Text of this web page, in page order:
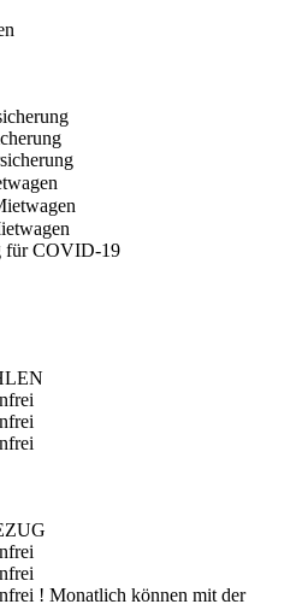
für COVID-19
! Monatlich können mit der